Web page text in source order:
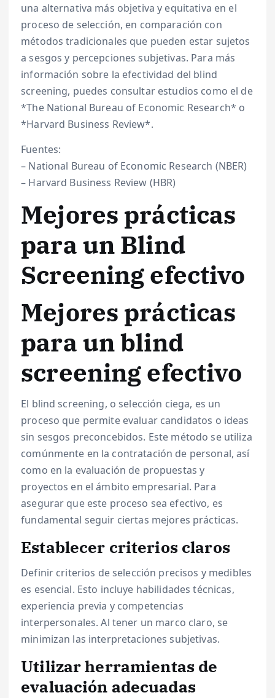
una alternativa más objetiva y equitativa en el
proceso de selección, en comparación con
métodos tradicionales que pueden estar sujetos
a sesgos y percepciones subjetivas. Para más
información sobre la efectividad del blind
screening, puedes consultar estudios como el de
*The National Bureau of Economic Research* o
*Harvard Business Review*.
Fuentes:
– National Bureau of Economic Research (NBER)
– Harvard Business Review (HBR)
Mejores prácticas
para un Blind
Screening efectivo
Mejores prácticas
para un blind
screening efectivo
El blind screening, o selección ciega, es un
proceso que permite evaluar candidatos o ideas
sin sesgos preconcebidos. Este método se utiliza
comúnmente en la contratación de personal, así
como en la evaluación de propuestas y
proyectos en el ámbito empresarial. Para
asegurar que este proceso sea efectivo, es
fundamental seguir ciertas mejores prácticas.
Establecer criterios claros
Definir criterios de selección precisos y medibles
es esencial. Esto incluye habilidades técnicas,
experiencia previa y competencias
interpersonales. Al tener un marco claro, se
minimizan las interpretaciones subjetivas.
Utilizar herramientas de
evaluación adecuadas